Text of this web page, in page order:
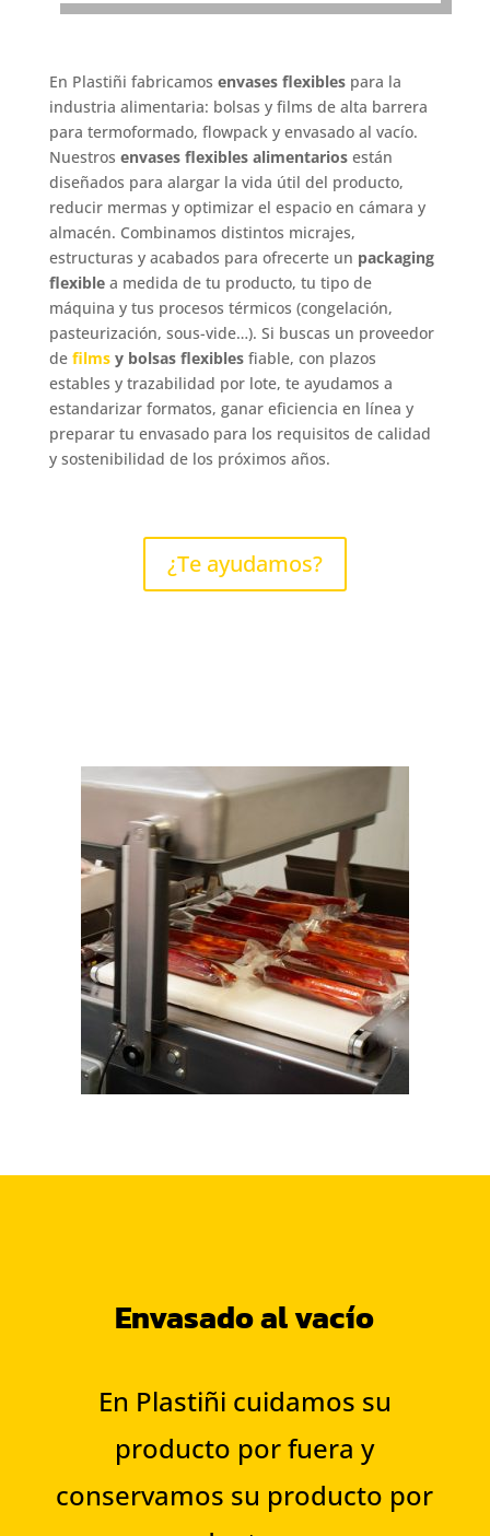
En Plastiñi fabricamos envases flexiblespara la
industria alimentaria: bolsas y films de alta barrera
para termoformado, flowpack y envasado al vacío.
Nuestros envases flexibles alimentariosestán
diseñados para alargar la vida útil del producto,
reducir mermas y optimizar el espacio en cámara y
almacén. Combinamos distintos micrajes,
estructuras y acabados para ofrecerte un packaging
flexiblea medida de tu producto, tu tipo de
máquina y tus procesos térmicos (congelación,
pasteurización, sous-vide…). Si buscas un proveedor
de filmsy bolsas flexiblesfiable, con plazos
estables y trazabilidad por lote, te ayudamos a
estandarizar formatos, ganar eficiencia en línea y
preparar tu envasado para los requisitos de calidad
y sostenibilidad de los próximos años.
¿Te ayudamos?
Envasado al vacío
En Plastiñi cuidamos su
producto por fuera y
conservamos su producto por